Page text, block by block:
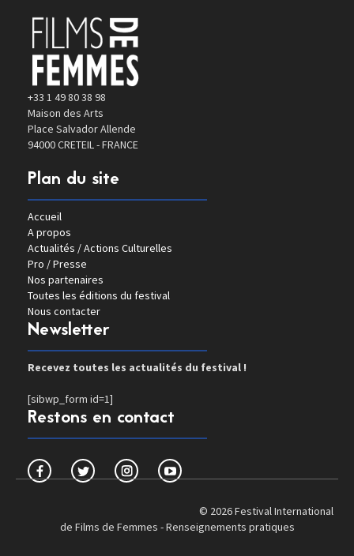
+33 1 49 80 38 98
Maison des Arts
Place Salvador Allende
94000 CRETEIL - FRANCE
Plan du site
Accueil
A propos
Actualités / Actions Culturelles
Pro / Presse
Nos partenaires
Toutes les éditions du festival
Nous contacter
Newsletter
Recevez toutes les actualités du festival !
[sibwp_form id=1]
Restons en contact
© 2026 Festival International
de Films de Femmes -Renseignements pratiques